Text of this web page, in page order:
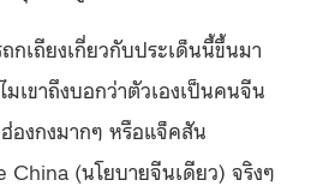
กเถียงเกี่ยวกับประเด็นนี้ขึ้นมา
เขาถึงบอกว่าตัวเองเป็นคนจีน
องกงมากๆ หรือแจ็คสัน
(นโยบายจีนเดียว) จริงๆ